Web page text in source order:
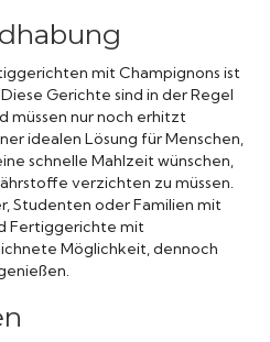
mit Champignons ist
Gerichte sind in der Regel
nur noch erhitzt
idealen Lösung für Menschen,
schnelle Mahlzeit wünschen,
verzichten zu müssen.
Studenten oder Familien mit
Fertiggerichte mit
Möglichkeit, dennoch